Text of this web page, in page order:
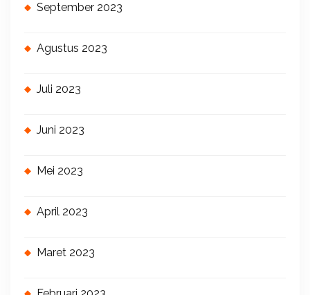
September 2023
Agustus 2023
Juli 2023
Juni 2023
Mei 2023
April 2023
Maret 2023